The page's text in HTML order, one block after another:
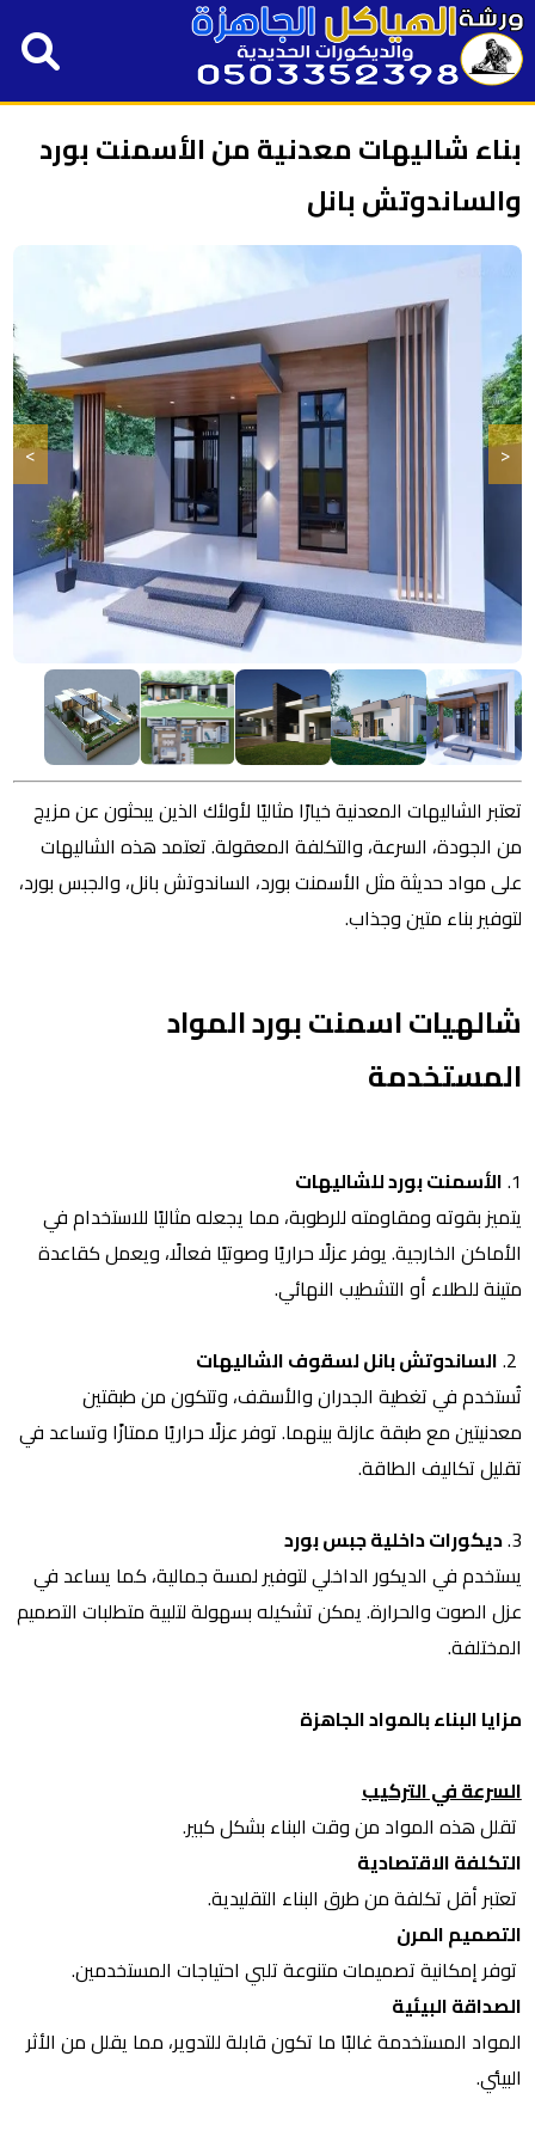
بناء شاليهات معدنية من الأسمنت بورد
والساندوتش بانل
<
>
تعتبر الشاليهات المعدنية خيارًا مثاليًا لأولئك الذين يبحثون عن مزيج
من الجودة، السرعة، والتكلفة المعقولة. تعتمد هذه الشاليهات
على مواد حديثة مثل الأسمنت بورد، الساندوتش بانل، والجبس بورد،
لتوفير بناء متين وجذاب.
شالهيات اسمنت بورد المواد
المستخدمة
1. الأسمنت بورد للشاليهات
يتميز بقوته ومقاومته للرطوبة، مما يجعله مثاليًا للاستخدام في
الأماكن الخارجية. يوفر عزلًا حراريًا وصوتيًا فعالًا، ويعمل كقاعدة
متينة للطلاء أو التشطيب النهائي.
الساندوتش بانل لسقوف الشاليهات
تُستخدم في تغطية الجدران والأسقف، وتتكون من طبقتين
معدنيتين مع طبقة عازلة بينهما. توفر عزلًا حراريًا ممتازًا وتساعد في
تقليل تكاليف الطاقة.
3. ديكورات داخلية جبس بورد
يستخدم في الديكور الداخلي لتوفير لمسة جمالية، كما يساعد في
عزل الصوت والحرارة. يمكن تشكيله بسهولة لتلبية متطلبات التصميم
المختلفة.
مزايا البناء بالمواد الجاهزة
السرعة في التركيب
تقلل هذه المواد من وقت البناء بشكل كبير.
التكلفة الاقتصادية
تعتبر أقل تكلفة من طرق البناء التقليدية.
التصميم المرن
توفر إمكانية تصميمات متنوعة تلبي احتياجات المستخدمين.
الصداقة البيئية
المواد المستخدمة غالبًا ما تكون قابلة للتدوير، مما يقلل من الأثر
البيئي.